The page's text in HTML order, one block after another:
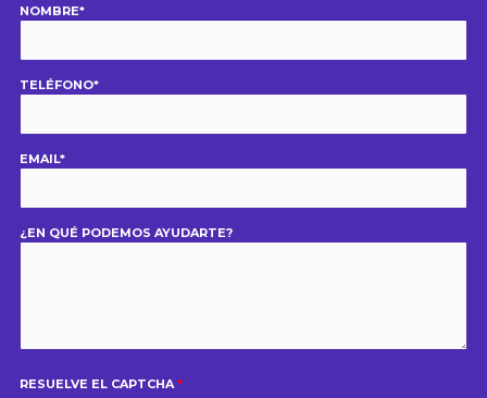
NOMBRE*
TELÉFONO*
EMAIL*
¿EN QUÉ PODEMOS AYUDARTE?
RESUELVE EL CAPTCHA*